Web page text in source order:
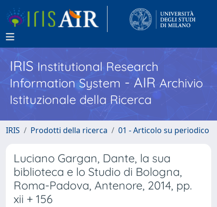
IRISInstitutional Research
Information System - AIR Archivio
Istituzionale della Ricerca
IRIS Prodotti della ricerca 01 - Articolo su periodico
Luciano Gargan, Dante, la sua
biblioteca e lo Studio di Bologna,
Roma-Padova, Antenore, 2014, pp.
xii + 156